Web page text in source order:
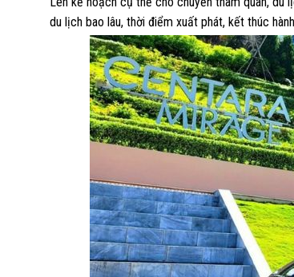
du lịch bao lâu, thời điểm xuất phát, kết thúc